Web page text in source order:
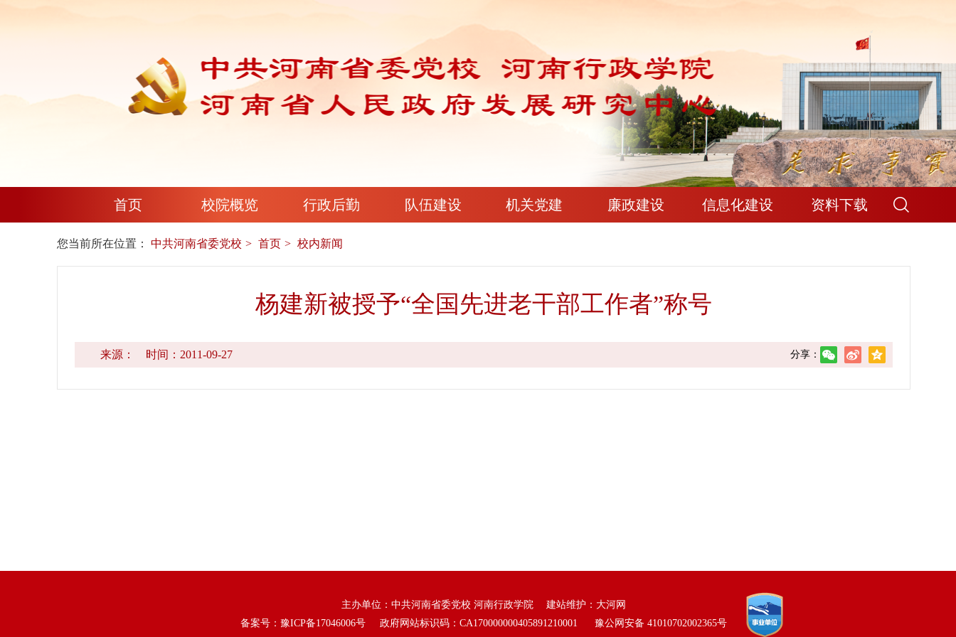
首页 校院概览 行政后勤 队伍建设 机关党建 廉政建设 信息化建设 资料下载
您当前所在位置： 中共河南省委党校 首页 校内新闻
杨建新被授予“全国先进老干部工作者”称号
来源： 时间：2011-09-27 分享：
主办单位：中共河南省委党校 河南行政学院 建站维护： 大河网
备案号： 豫ICP备17046006号 政府网站标识码：CA170000000405891210001 豫公网安备 41010702002365号